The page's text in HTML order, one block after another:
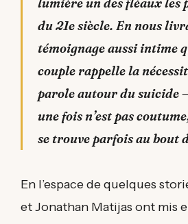
lumière un des fléaux les
du 21e siècle. En nous
témoignage aussi intime
couple rappelle la
parole autour du suicide
une fois n’est pas
se trouve parfois au bout
En l’espace de quelques
et Jonathan Matijas ont mis